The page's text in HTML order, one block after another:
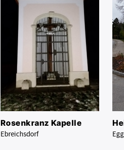
Rosenkranz Kapelle
Ebreichsdorf